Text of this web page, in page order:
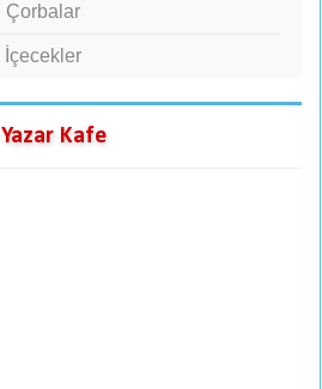
Çorbalar
İçecekler
Yazar Kafe